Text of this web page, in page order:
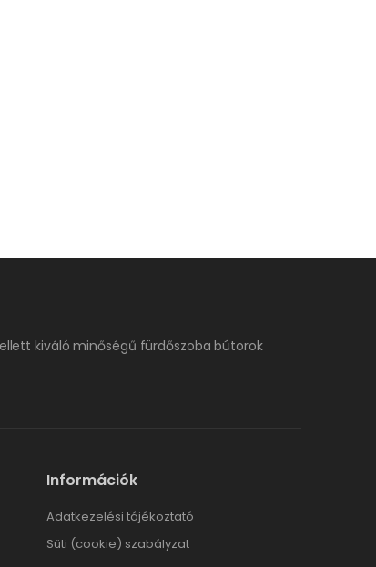
kiváló minőségű fürdőszoba bútorok
Információk
Adatkezelési tájékoztató
Süti (cookie) szabályzat